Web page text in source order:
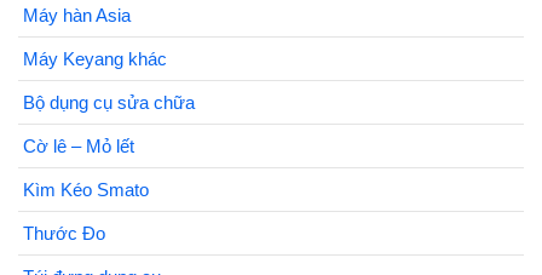
Máy hàn Asia
Máy Keyang khác
Bộ dụng cụ sửa chữa
Cờ lê – Mỏ lết
Kìm Kéo Smato
Thước Đo